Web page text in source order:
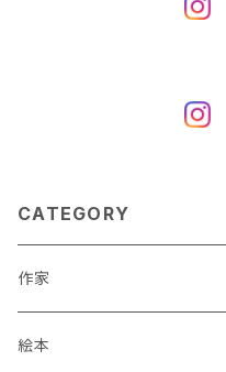
CATEGORY
作家
蒼川わか
絵本